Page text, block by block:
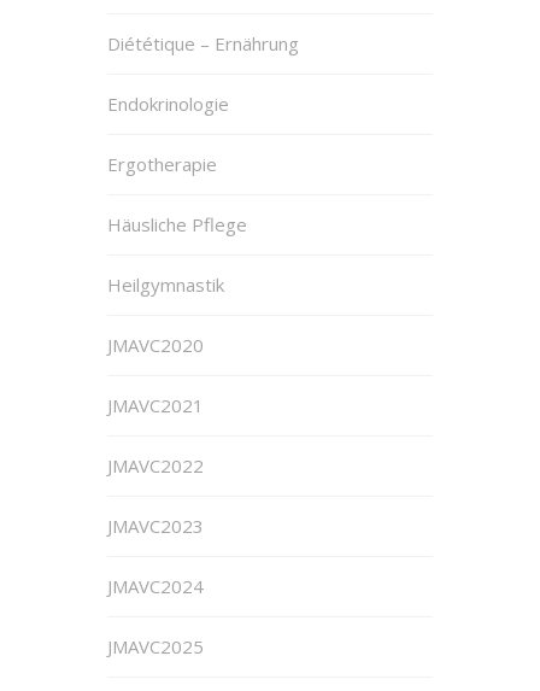
Diététique – Ernährung
Endokrinologie
Ergotherapie
Häusliche Pflege
Heilgymnastik
JMAVC2020
JMAVC2021
JMAVC2022
JMAVC2023
JMAVC2024
JMAVC2025